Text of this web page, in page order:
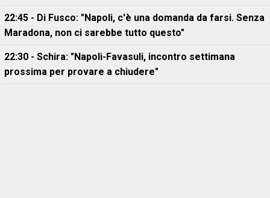
22:45 - Di Fusco: "Napoli, c'è una domanda da farsi. Senza
Maradona, non ci sarebbe tutto questo"
22:30 - Schira: "Napoli-Favasuli, incontro settimana
prossima per provare a chiudere"